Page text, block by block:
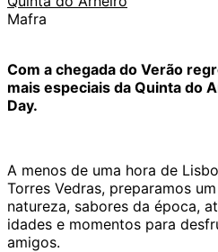
Mafra
Com a chegada do Verão
mais especiais da Quinta do
Day.
A menos de uma hora de
Torres Vedras, preparamos
natureza, sabores da época,
idades e momentos para
amigos.